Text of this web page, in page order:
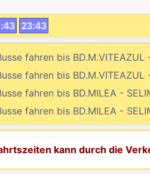
23:43
fahren bis
fahren bis
fahren bis BD.MILEA -
fahren bis BD.MILEA -
kann durch die